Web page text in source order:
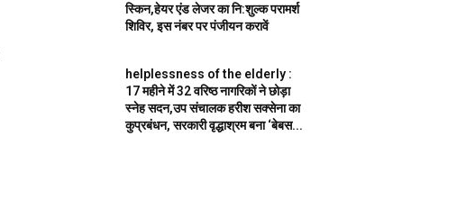
स्किन,हेयर एंड लेजर का नि:शुल्क परामर्श
शिविर, इस नंबर पर पंजीयन करावें
helplessness of the elderly :
17 महीने में 32 वरिष्ठ नागरिकों ने छोड़ा
स्नेह सदन,उप संचालक हरीश सक्सेना का
कुप्रबंधन, सरकारी वृद्धाश्रम बना ‘बेबस...